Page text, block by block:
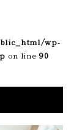
wp-
on line 90